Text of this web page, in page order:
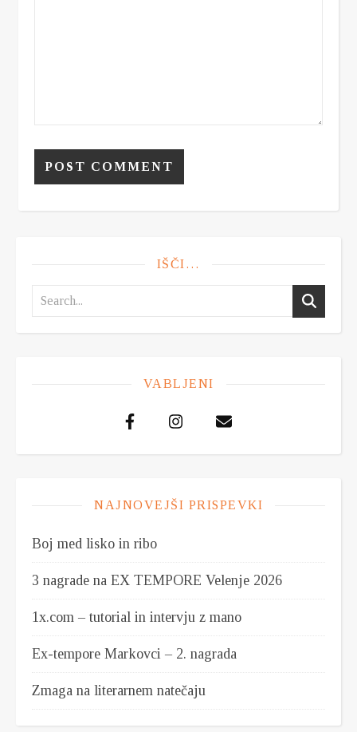
IŠČI…
VABLJENI
NAJNOVEJŠI PRISPEVKI
Boj med lisko in ribo
3 nagrade na EX TEMPORE Velenje 2026
1x.com – tutorial in intervju z mano
Ex-tempore Markovci – 2. nagrada
Zmaga na literarnem natečaju